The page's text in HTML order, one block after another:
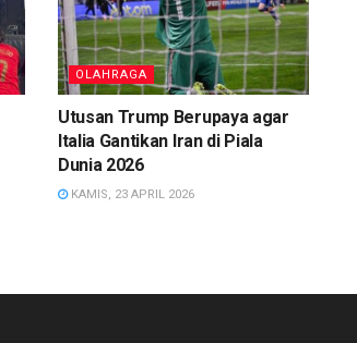
OLAHRAGA
Utusan Trump Berupaya agar
Italia Gantikan Iran di Piala
Dunia 2026
KAMIS, 23 APRIL 2026